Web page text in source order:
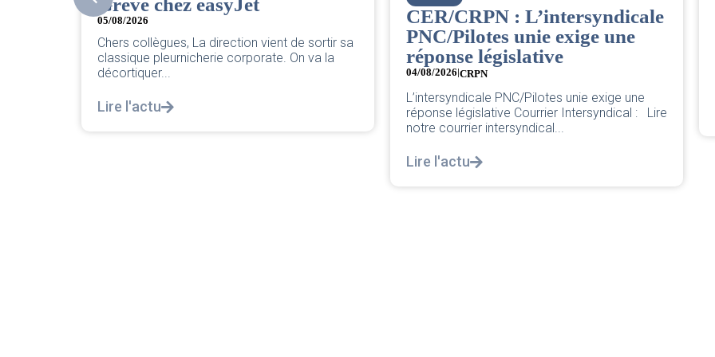
CER/CRPN : L’intersyndicale
PNC/Pilotes unie exige une
réponse législative
04/08/2026 |CRPN
L’intersyndicale PNC/Pilotes unie exige une
réponse législative Courrier Intersyndical : Lire
Cheffe de Base PNC d’Orly.
04/08/2026
Pour une base plus forte et plus juste. Chère
nouvelle Cheffe de Base PNC d’Orly,...
Lire l'actu